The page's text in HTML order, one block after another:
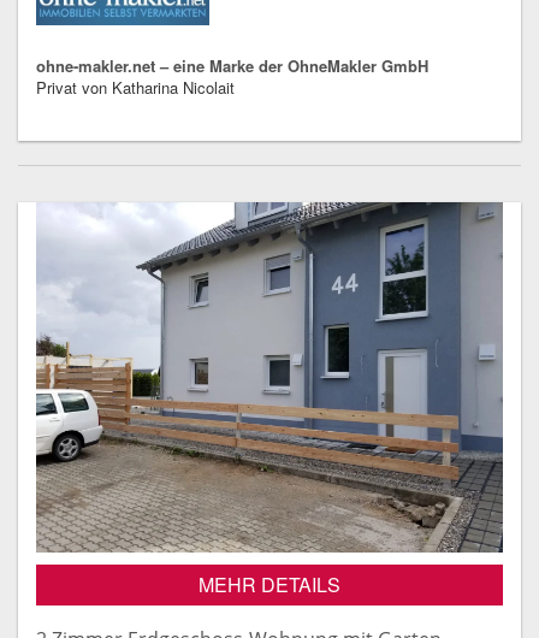
ohne-makler.net – eine Marke der OhneMakler GmbH
Privat von Katharina Nicolait
MEHR DETAILS